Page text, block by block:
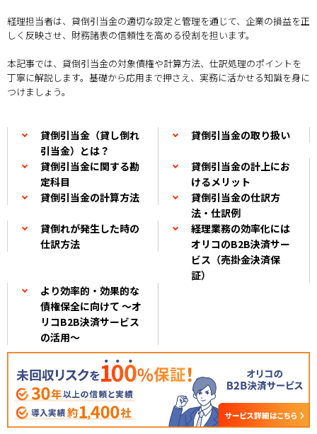
経理担当者は、貸倒引当金の適切な設定と管理を通じて、企業の損益を正
しく反映させ、財務諸表の信頼性を高める役割を担います。
本記事では、貸倒引当金の対象債権や計算方法、仕訳処理のポイントを
丁寧に解説します。基礎から応用まで押さえ、実務に活かせる知識を身に
つけましょう。
貸倒引当金（貸し倒れ
引当金）とは？
貸倒引当金の取り扱い
貸倒引当金に関する勘
定科目
貸倒引当金の計上にお
けるメリット
貸倒引当金の計算方法
貸倒引当金の仕訳方
法・仕訳例
貸倒れが発生した時の
仕訳方法
経理業務の効率化には
オリコのB2B決済サー
ビス（売掛金決済保
証）
より効率的・効果的な
債権保全に向けて ～オ
リコB2B決済サービス
の活用～